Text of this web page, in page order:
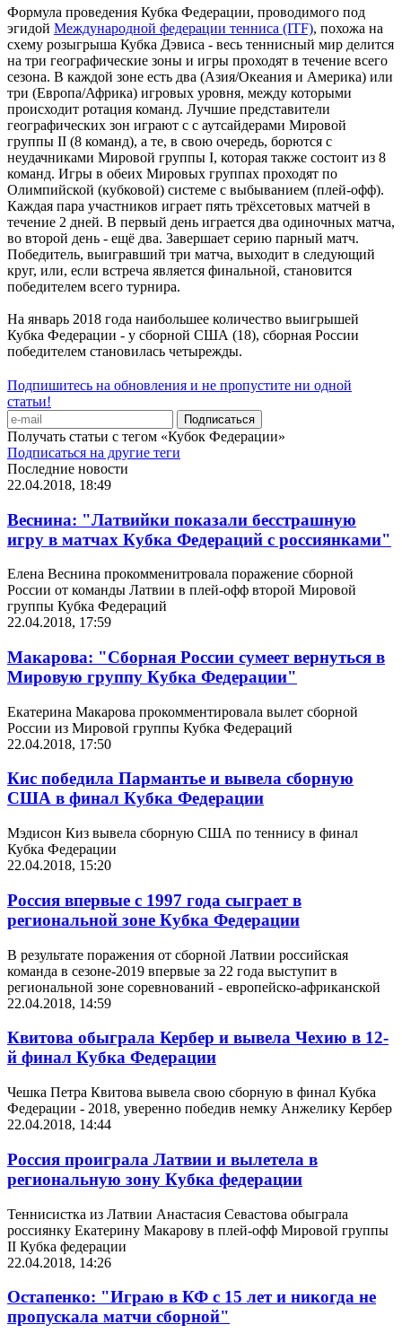
Формула проведения Кубка Федерации, проводимого под
эгидой Международной федерации тенниса (ITF), похожа на
схему розыгрыша Кубка Дэвиса - весь теннисный мир делится
на три географические зоны и игры проходят в течение всего
сезона. В каждой зоне есть два (Азия/Океания и Америка) или
три (Европа/Африка) игровых уровня, между которыми
происходит ротация команд. Лучшие представители
географических зон играют с с аутсайдерами Мировой
группы II (8 команд), а те, в свою очередь, борются с
неудачниками Мировой группы I, которая также состоит из 8
команд. Игры в обеих Мировых группах проходят по
Олимпийской (кубковой) системе с выбыванием (плей-офф).
Каждая пара участников играет пять трёхсетовых матчей в
течение 2 дней. В первый день играется два одиночных матча,
во второй день - ещё два. Завершает серию парный матч.
Победитель, выигравший три матча, выходит в следующий
круг, или, если встреча является финальной, становится
победителем всего турнира.
На январь 2018 года наибольшее количество выигрышей
Кубка Федерации - у сборной США (18), сборная России
победителем становилась четырежды.
Подпишитесь на обновления и не пропустите ни одной
статьи!
Получать статьи с тегом «Кубок Федерации»
Подписаться на другие теги
Последние новости
22.04.2018, 18:49
Веснина: "Латвийки показали бесстрашную
игру в матчах Кубка Федераций с россиянками"
Елена Веснина прокомменитровала поражение сборной
России от команды Латвии в плей-офф второй Мировой
группы Кубка Федераций
22.04.2018, 17:59
Макарова: "Сборная России сумеет вернуться в
Мировую группу Кубка Федерации"
Екатерина Макарова прокомментировала вылет сборной
России из Мировой группы Кубка Федераций
22.04.2018, 17:50
Кис победила Пармантье и вывела сборную
США в финал Кубка Федерации
Мэдисон Киз вывела сборную США по теннису в финал
Кубка Федерации
22.04.2018, 15:20
Россия впервые с 1997 года сыграет в
региональной зоне Кубка Федерации
В результате поражения от сборной Латвии российская
команда в сезоне-2019 впервые за 22 года выступит в
региональной зоне соревнований - европейско-африканской
22.04.2018, 14:59
Квитова обыграла Кербер и вывела Чехию в 12-
й финал Кубка Федерации
Чешка Петра Квитова вывела свою сборную в финал Кубка
Федерации - 2018, уверенно победив немку Анжелику Кербер
22.04.2018, 14:44
Россия проиграла Латвии и вылетела в
региональную зону Кубка федерации
Теннисистка из Латвии Анастасия Севастова обыграла
россиянку Екатерину Макарову в плей-офф Мировой группы
II Кубка федерации
22.04.2018, 14:26
Остапенко: "Играю в КФ с 15 лет и никогда не
пропускала матчи сборной"